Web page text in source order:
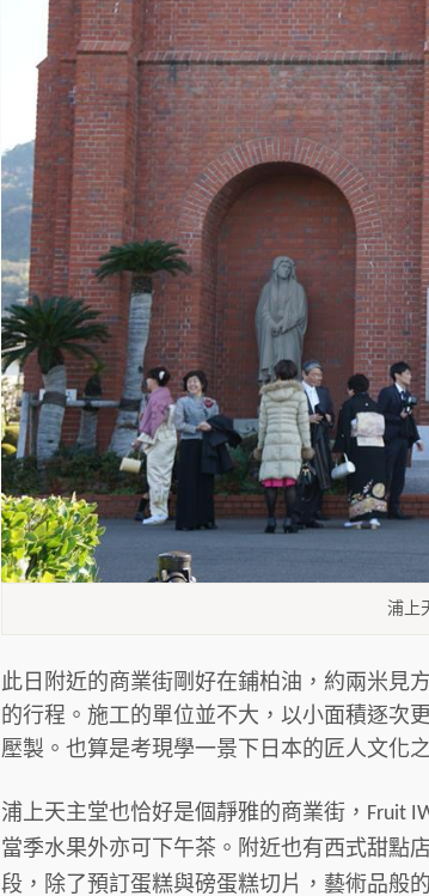
浦上
此日附近的商業街剛好在鋪柏油，約兩米見
的行程。施工的單位並不大，以小面積逐次
壓製。也算是考現學一景下日本的匠人文化
浦上天主堂也恰好是個靜雅的商業街， Fruit
當季水果外亦可下午茶。附近也有西式甜點店
段，除了預訂蛋糕與磅蛋糕切片，藝術品般